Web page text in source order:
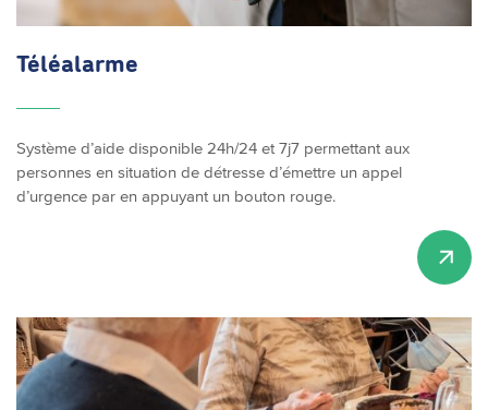
Téléalarme
Système d’aide disponible 24h/24 et 7j7 permettant aux
personnes en situation de détresse d’émettre un appel
d’urgence par en appuyant un bouton rouge.